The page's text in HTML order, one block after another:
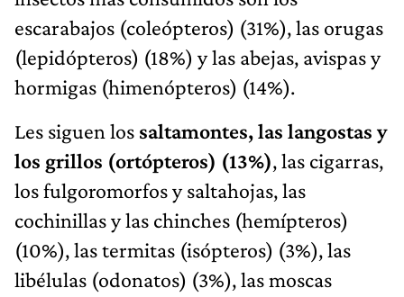
escarabajos (coleópteros) (31%), las orugas
(lepidópteros) (18%) y las abejas, avispas y
hormigas (himenópteros) (14%).
Les siguen los saltamontes, las langostas y
los grillos (ortópteros) (13%), las cigarras,
los fulgoromorfos y saltahojas, las
cochinillas y las chinches (hemípteros)
(10%), las termitas (isópteros) (3%), las
libélulas (odonatos) (3%), las moscas